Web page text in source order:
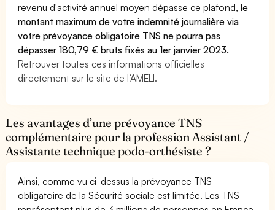
revenu d'activité annuel moyen dépasse ce plafond,le
montant maximum de votre indemnité journalière via
votre prévoyance obligatoire TNS ne pourra pas
dépasser 180,79 € bruts fixés au 1er janvier 2023.
Retrouver toutes ces informations officielles
directement sur le site de l’AMELI.
Les avantages d’une prévoyance TNS
complémentaire pour la profession Assistant /
Assistante technique podo-orthésiste ?
Ainsi, comme vu ci-dessus la prévoyance TNS
obligatoire de la Sécurité sociale est limitée. Les TNS